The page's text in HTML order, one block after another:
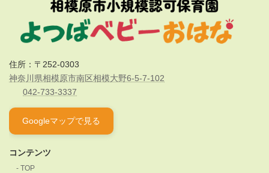
住所：〒252-0303
神奈川県相模原市南区相模大野6-5-7-102
042-733-3337
Googleマップで見る
コンテンツ
TOP